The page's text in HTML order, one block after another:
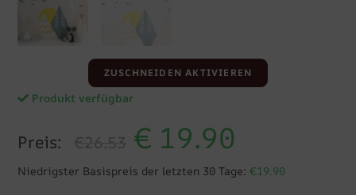
ZUSCHNEIDEN AKTIVIEREN
Produkt verfügbar
Preis: €26.53 € 19.90
Niedrigster Basispreis der letzten 30 Tage: €19.90